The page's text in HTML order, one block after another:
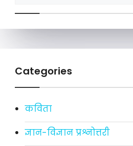
Categories
कविता
ज्ञान-विज्ञान प्रश्नोत्तरी